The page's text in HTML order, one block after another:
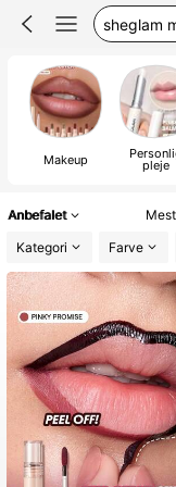
blush
makeup
Makeup pleje
Anbefalet
Kategori
Farve